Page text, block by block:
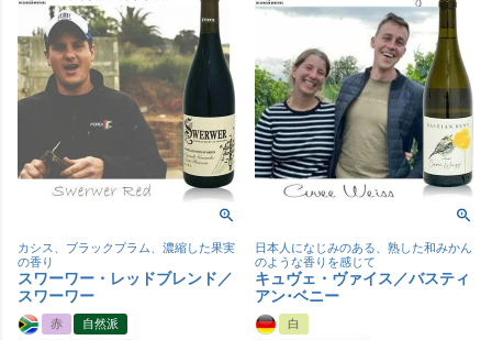
カシス、ブラックプラム、濃縮した果実
の香り
スワーワー・レッドブレンド／
スワーワー
赤
自然派
日本人になじみのある、熟した和みかん
のような香りを感じて
キュヴェ・ヴァイス／バスティ
アン･ベニー
白